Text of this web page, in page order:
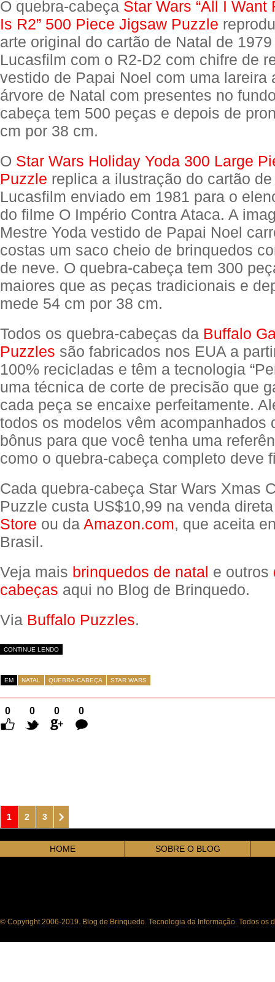
O quebra-cabeça Star Wars “All I Want
Is R2” 500 Piece Jigsaw Puzzle
arte original do cartão de Natal de
Lucasfilm com o R2-D2 com chifre de
vestido de Papai Noel com uma lareira
árvore de Natal com presentes no
cabeça tem 500 peças e depois de
cm por 38 cm.
O Star Wars Holiday Yoda 300 Large
Puzzle replica a ilustração do cartão
Lucasfilm enviado em 1981 para o
do filme O Império Contra Ataca. A
Mestre Yoda vestido de Papai Noel
costas um saco cheio de brinquedos
de neve. O quebra-cabeça tem 300
maiores que as peças tradicionais e
mede 54 cm por 38 cm.
Todos os quebra-cabeças da Buffalo
Puzzles são fabricados nos EUA a
100% recicladas e têm a tecnologia
uma técnica de corte de precisão que
cada peça se encaixe perfeitamente.
todos os modelos vêm acompanhados
bônus para que você tenha uma
como o quebra-cabeça completo deve
Cada quebra-cabeça Star Wars Xmas
Puzzle custa US$10,99 na venda
Store ou da Amazon.com, que aceita
Brasil.
Veja mais brinquedos de natal e outros
cabeças aqui no Blog de Brinquedo.
Via Buffalo Puzzles.
CONTINUE LENDO
EM NATAL QUEBRA-CABEÇA STAR WARS
0 0 0
0
Comentários
1 2 3
HOME SOBRE O BLOG
© Copyright 2006-2019. Blog de Brinquedo. Tecnologia da Informação. Todos os